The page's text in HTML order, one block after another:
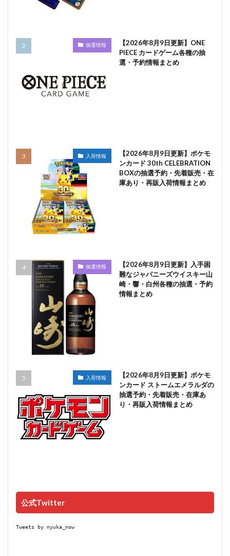
抽選情報
【2026年8月9日更新】ONE
PIECE カードゲーム各種の抽
選・予約情報まとめ
入荷情報
【2026年8月9日更新】ポケモ
ンカード 30th CELEBRATION
BOXの抽選予約・先着販売・在
庫あり・再販入荷情報まとめ
抽選情報
【2026年8月9日更新】入手困
難なジャパニーズウイスキー山
崎・響・白州各種の抽選・予約
情報まとめ
入荷情報
【2026年8月9日更新】ポケモ
ンカード ストームエメラルダの
抽選予約・先着販売・在庫あ
り・再販入荷情報まとめ
公式Twitter
Tweets by nyuka_now